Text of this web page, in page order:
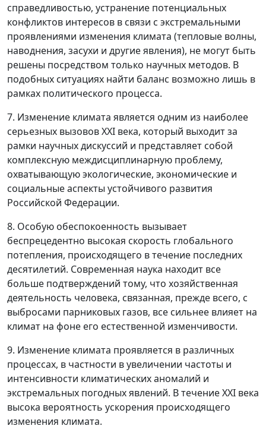
справедливостью, устранение потенциальных
конфликтов интересов в связи с экстремальными
проявлениями изменения климата (тепловые волны,
наводнения, засухи и другие явления), не могут быть
решены посредством только научных методов. В
подобных ситуациях найти баланс возможно лишь в
рамках политического процесса.
7. Изменение климата является одним из наиболее
серьезных вызовов XXI века, который выходит за
рамки научных дискуссий и представляет собой
комплексную междисциплинарную проблему,
охватывающую экологические, экономические и
социальные аспекты устойчивого развития
Российской Федерации.
8. Особую обеспокоенность вызывает
беспрецедентно высокая скорость глобального
потепления, происходящего в течение последних
десятилетий. Современная наука находит все
больше подтверждений тому, что хозяйственная
деятельность человека, связанная, прежде всего, с
выбросами парниковых газов, все сильнее влияет на
климат на фоне его естественной изменчивости.
9. Изменение климата проявляется в различных
процессах, в частности в увеличении частоты и
интенсивности климатических аномалий и
экстремальных погодных явлений. В течение XXI века
высока вероятность ускорения происходящего
изменения климата.